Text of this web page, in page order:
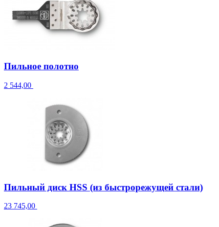
Пильное полотно
2 544,00
Пильный диск HSS (из быстрорежущей стали)
23 745,00